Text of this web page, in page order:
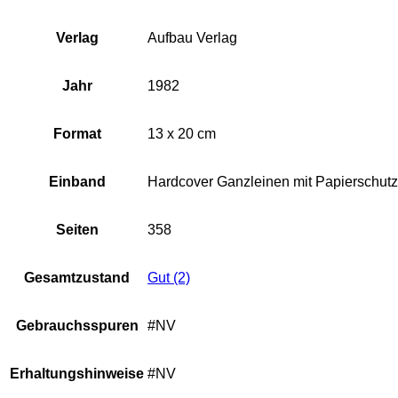
Verlag Aufbau Verlag
Jahr 1982
Format 13 x 20 cm
Einband Hardcover Ganzleinen mit
Seiten 358
Gesamtzustand Gut (2)
Gebrauchsspuren #NV
Erhaltungshinweise #NV